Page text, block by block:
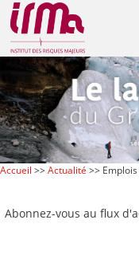
Accueil >>Actualité >>
Abonnez-vous au flux